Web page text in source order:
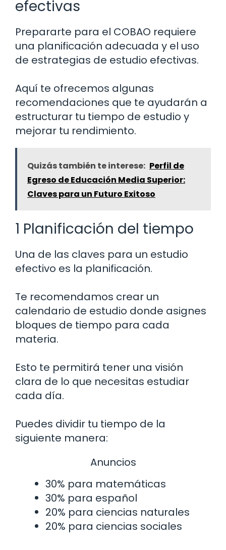
efectivas
Prepararte para el COBAO requiere
una planificación adecuada y el uso
de estrategias de estudio efectivas.
Aquí te ofrecemos algunas
recomendaciones que te ayudarán a
estructurar tu tiempo de estudio y
mejorar tu rendimiento.
Quizás también te interese: Perfil de
Egreso de Educación Media Superior:
Claves para un Futuro Exitoso
1 Planificación del tiempo
Una de las claves para un estudio
efectivo es la planificación.
Te recomendamos crear un
calendario de estudio donde asignes
bloques de tiempo para cada
materia.
Esto te permitirá tener una visión
clara de lo que necesitas estudiar
cada día.
Puedes dividir tu tiempo de la
siguiente manera:
Anuncios
30% para matemáticas
30% para español
20% para ciencias naturales
20% para ciencias sociales